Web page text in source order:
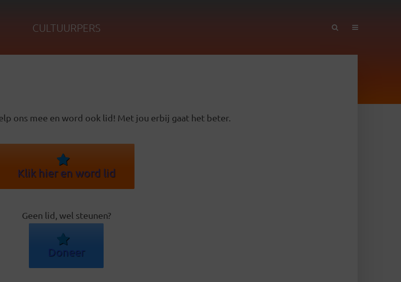
CULTUURPERS
ons mee en word ook lid! Met jou erbij gaat het beter.
Klik hier en word lid
Geen lid, wel steunen?
Doneer